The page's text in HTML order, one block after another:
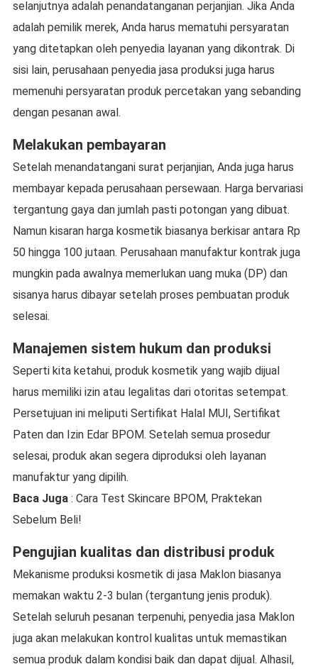
selanjutnya adalah penandatanganan perjanjian. Jika Anda
adalah pemilik merek, Anda harus mematuhi persyaratan
yang ditetapkan oleh penyedia layanan yang dikontrak. Di
sisi lain, perusahaan penyedia jasa produksi juga harus
memenuhi persyaratan produk percetakan yang sebanding
dengan pesanan awal.
Melakukan pembayaran
Setelah menandatangani surat perjanjian, Anda juga harus
membayar kepada perusahaan persewaan. Harga bervariasi
tergantung gaya dan jumlah pasti potongan yang dibuat.
Namun kisaran harga kosmetik biasanya berkisar antara Rp
50 hingga 100 jutaan. Perusahaan manufaktur kontrak juga
mungkin pada awalnya memerlukan uang muka (DP) dan
sisanya harus dibayar setelah proses pembuatan produk
selesai.
Manajemen sistem hukum dan produksi
Seperti kita ketahui, produk kosmetik yang wajib dijual
harus memiliki izin atau legalitas dari otoritas setempat.
Persetujuan ini meliputi Sertifikat Halal MUI, Sertifikat
Paten dan Izin Edar BPOM. Setelah semua prosedur
selesai, produk akan segera diproduksi oleh layanan
manufaktur yang dipilih.
Baca Juga: Cara Test Skincare BPOM, Praktekan
Sebelum Beli!
Pengujian kualitas dan distribusi produk
Mekanisme produksi kosmetik di jasa Maklon biasanya
memakan waktu 2-3 bulan (tergantung jenis produk).
Setelah seluruh pesanan terpenuhi, penyedia jasa Maklon
juga akan melakukan kontrol kualitas untuk memastikan
semua produk dalam kondisi baik dan dapat dijual. Alhasil,